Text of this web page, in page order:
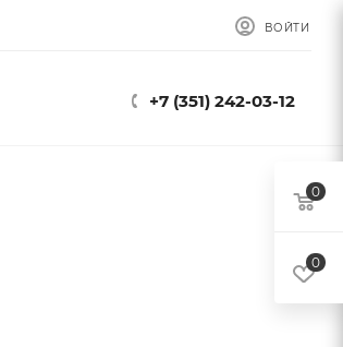
ВОЙТИ
+7 (351) 242-03-12
0
0